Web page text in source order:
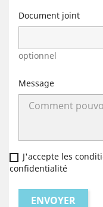
Document joint
optionnel
Message
J'accepte les
confidentialité